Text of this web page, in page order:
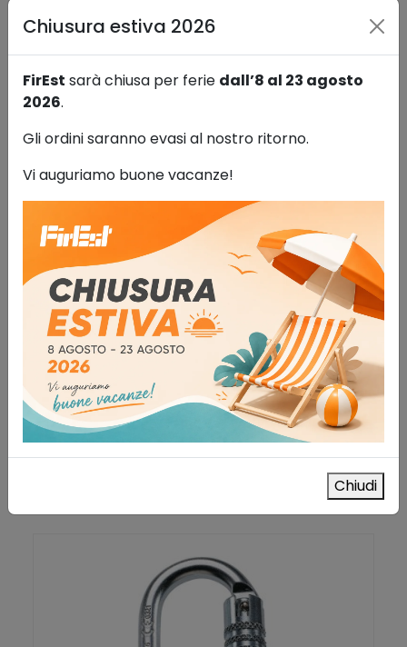
Cordino di trattenuta con gancio
Antinfortunistica
47,00
IVA esclusa
AGGIUNGI AL CARRELLO
Chiusura estiva 2026
FirEst sarà chiusa per ferie dall’8 al 23 agosto
2026.
Gli ordini saranno evasi al nostro ritorno.
Vi auguriamo buone vacanze!
Chiudi